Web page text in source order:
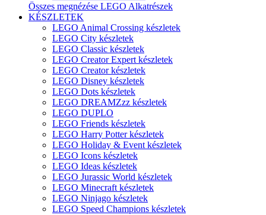
Összes megnézése LEGO Alkatrészek
KÉSZLETEK
LEGO Animal Crossing készletek
LEGO City készletek
LEGO Classic készletek
LEGO Creator Expert készletek
LEGO Creator készletek
LEGO Disney készletek
LEGO Dots készletek
LEGO DREAMZzz készletek
LEGO DUPLO
LEGO Friends készletek
LEGO Harry Potter készletek
LEGO Holiday & Event készletek
LEGO Icons készletek
LEGO Ideas készletek
LEGO Jurassic World készletek
LEGO Minecraft készletek
LEGO Ninjago készletek
LEGO Speed Champions készletek